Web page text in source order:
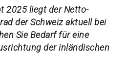
2025 liegt der Netto-
der Schweiz aktuell bei
Sie Bedarf für eine
der inländischen